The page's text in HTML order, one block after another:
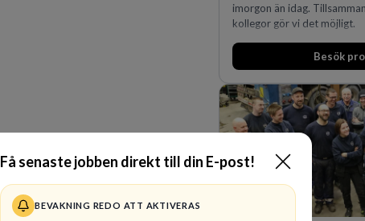
Få senaste jobben direkt till din E-post!
BEVAKNING REDO ATT AKTIVERAS
imorgon än idag.
kollegor gör vi det möjligt.
Besök